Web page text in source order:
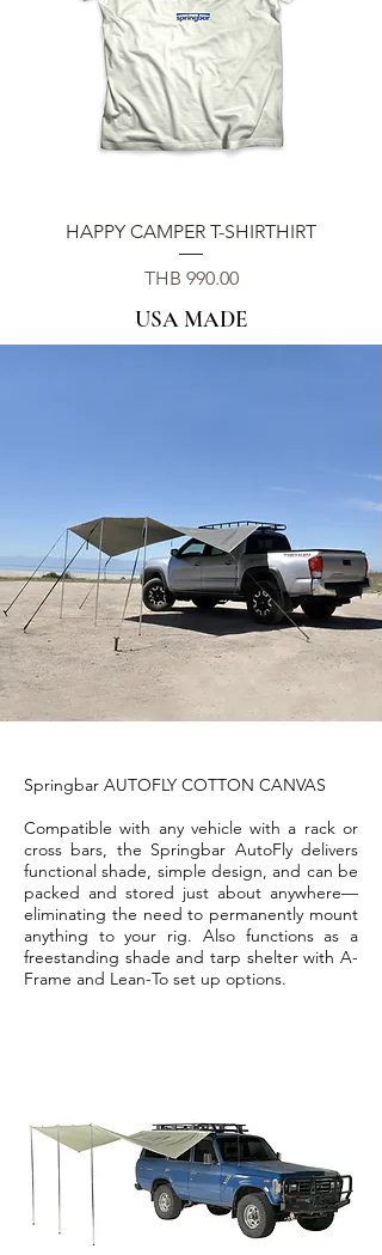
HAPPY CAMPER T-SHIRTHIRT
Price
THB 990.00
USA MADE
Springbar AUTOFLY COTTON CANVAS
Compatible with any vehicle with a rack or
cross bars, the Springbar AutoFly delivers
functional shade, simple design, and can be
packed and stored just about anywhere—
eliminating the need to permanently mount
anything to your rig. Also functions as a
freestanding shade and tarp shelter with A-
Frame and Lean-To set up options.